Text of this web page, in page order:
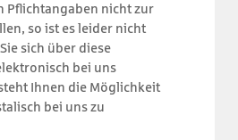
Pflichtangaben nicht zur
so ist es leider nicht
sich über diese
bei uns
Ihnen die Möglichkeit
bei uns zu